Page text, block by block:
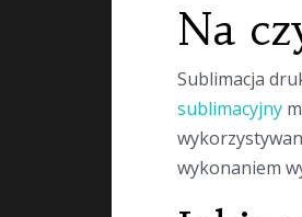
Na
Sublimacja
sublimacyjny
wykonaniem